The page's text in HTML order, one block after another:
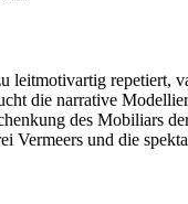
leitmotivartig
die narrative
des Mobiliars
und die